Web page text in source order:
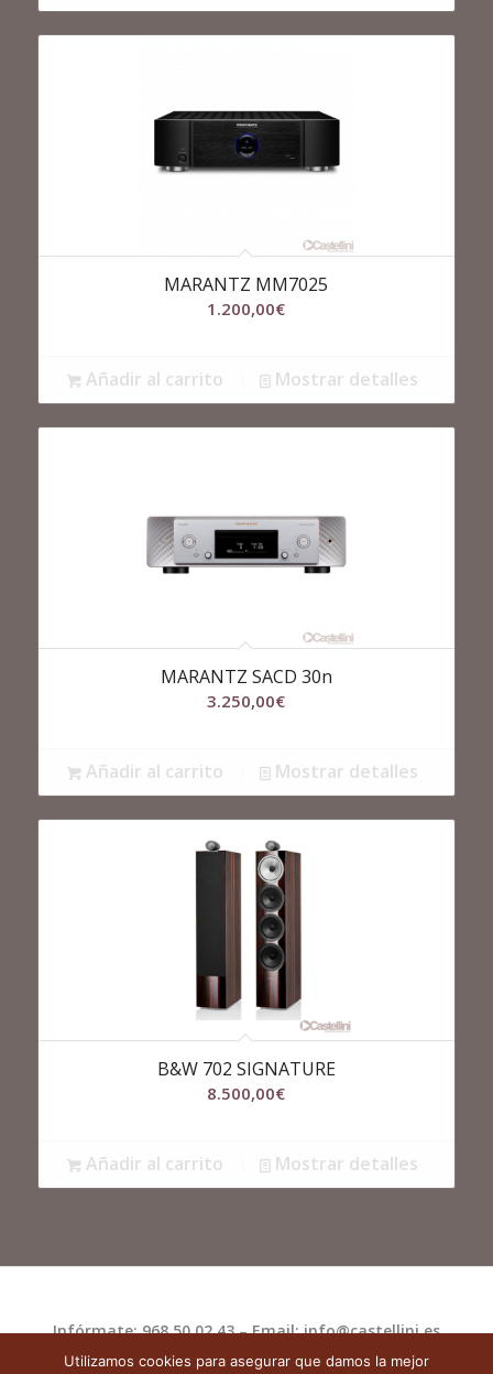
MARANTZ MM7025
1.200,00€
Añadir al carrito Mostrar detalles
MARANTZ SACD 30n
3.250,00€
Añadir al carrito Mostrar detalles
B&W 702 SIGNATURE
8.500,00€
Añadir al carrito Mostrar detalles
Infórmate: 968 50 02 43 – Email: info@castellini.es
Utilizamos cookies para asegurar que damos la mejor